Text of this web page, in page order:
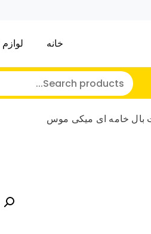
ولن تاین
ماگ نایکر توی فروش عمده
خانه
بال خامه ای میکی موس